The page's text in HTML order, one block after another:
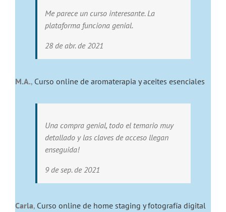
Me parece un curso interesante. La
plataforma funciona genial.
28 de abr. de 2021
M.A., Curso online de aromaterapia y aceites esenciales
Una compra genial, todo el temario muy
detallado y las claves de acceso llegan
enseguida!
9 de sep. de 2021
Carla, Curso online de home staging y fotografía digital